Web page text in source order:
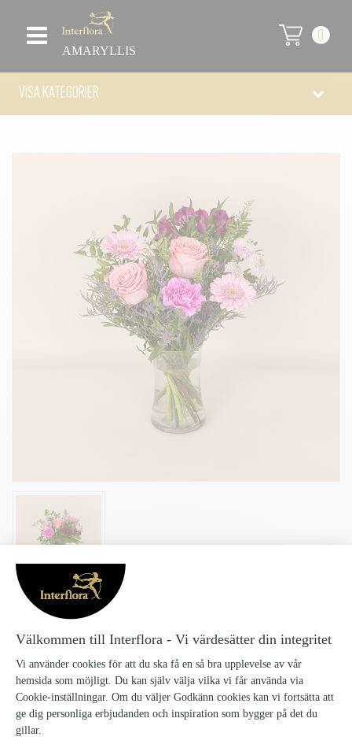
AMARYLLIS
0
VISA KATEGORIER
VARDAGSLYX LITEN
Vardagslyx-liten_5
Vardagslyx
“Vardagslyx” är en färgstark och härlig bukett med rosor, gerbera,
santini, nejlika, alstroemeria och limonium, vackert kompletterad med